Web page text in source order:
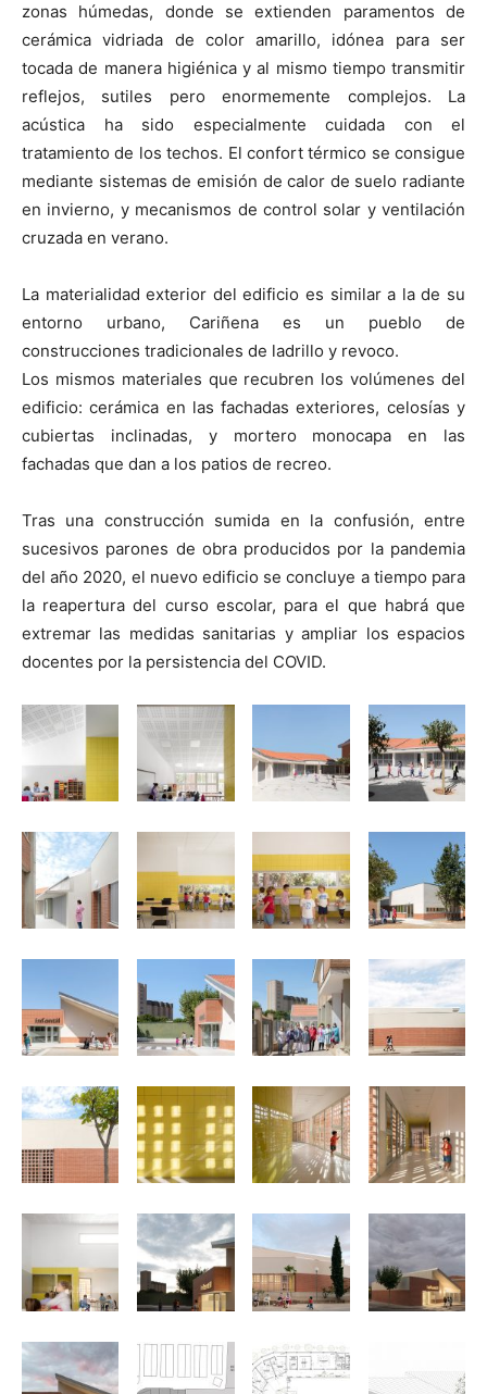
zonas húmedas, donde se extienden paramentos de
cerámica vidriada de color amarillo, idónea para ser
tocada de manera higiénica y al mismo tiempo transmitir
reflejos, sutiles pero enormemente complejos. La
acústica ha sido especialmente cuidada con el
tratamiento de los techos. El confort térmico se consigue
mediante sistemas de emisión de calor de suelo radiante
en invierno, y mecanismos de control solar y ventilación
cruzada en verano.
La materialidad exterior del edificio es similar a la de su
entorno urbano, Cariñena es un pueblo de
construcciones tradicionales de ladrillo y revoco.
Los mismos materiales que recubren los volúmenes del
edificio: cerámica en las fachadas exteriores, celosías y
cubiertas inclinadas, y mortero monocapa en las
fachadas que dan a los patios de recreo.
Tras una construcción sumida en la confusión, entre
sucesivos parones de obra producidos por la pandemia
del año 2020, el nuevo edificio se concluye a tiempo para
la reapertura del curso escolar, para el que habrá que
extremar las medidas sanitarias y ampliar los espacios
docentes por la persistencia del COVID.